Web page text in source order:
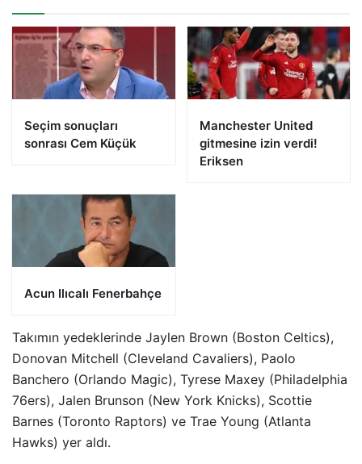
Seçim sonuçları
sonrası Cem Küçük
Manchester United
gitmesine izin verdi!
Eriksen
Acun Ilıcalı Fenerbahçe
Takımın yedeklerinde Jaylen Brown (Boston Celtics),
Donovan Mitchell (Cleveland Cavaliers), Paolo
Banchero (Orlando Magic), Tyrese Maxey (Philadelphia
76ers), Jalen Brunson (New York Knicks), Scottie
Barnes (Toronto Raptors) ve Trae Young (Atlanta
Hawks) yer aldı.